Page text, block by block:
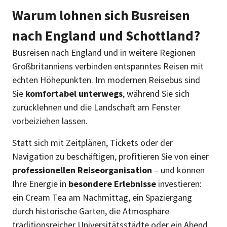
Warum lohnen sich Busreisen
nach England und Schottland?
Busreisen nach England und in weitere Regionen
Großbritanniens verbinden entspanntes Reisen mit
echten Höhepunkten. Im modernen Reisebus sind
Sie komfortabel unterwegs, während Sie sich
zurücklehnen und die Landschaft am Fenster
vorbeiziehen lassen.
Statt sich mit Zeitplänen, Tickets oder der
Navigation zu beschäftigen, profitieren Sie von einer
professionellen Reiseorganisation – und können
Ihre Energie in besondere Erlebnisse investieren:
ein Cream Tea am Nachmittag, ein Spaziergang
durch historische Gärten, die Atmosphäre